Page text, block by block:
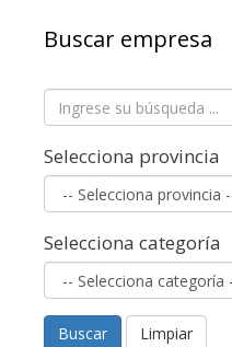
Buscar empresa
Selecciona provincia
Selecciona categoría
Buscar Limpiar